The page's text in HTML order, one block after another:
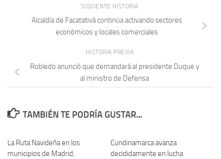
SIGUIENTE HISTORIA
Alcaldía de Facatativá continúa activando sectores
económicos y locales comerciales
HISTORIA PREVIA
Robledo anunció que demandará al presidente Duque y
al ministro de Defensa
TAMBIÉN TE PODRÍA GUSTAR...
La Ruta Navideña en los
municipios de Madrid,
Cundinamarca avanza
decididamente en lucha